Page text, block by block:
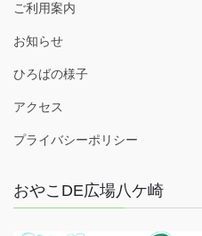
ご利用案内
お知らせ
ひろばの様子
アクセス
プライバシーポリシー
おやこDE広場八ケ崎